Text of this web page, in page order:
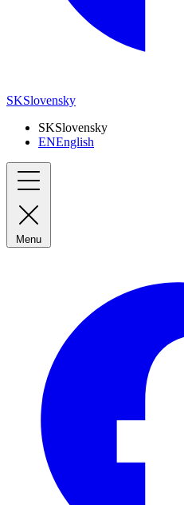
SKSlovensky
SKSlovensky
ENEnglish
Menu